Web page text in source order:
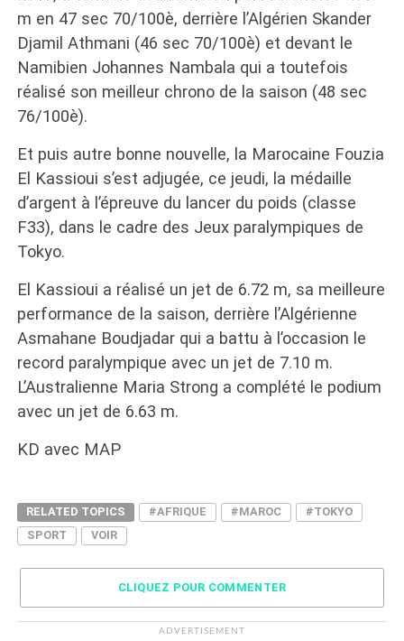
m en 47 sec 70/100è, derrière l’Algérien Skander
Djamil Athmani (46 sec 70/100è) et devant le
Namibien Johannes Nambala qui a toutefois
réalisé son meilleur chrono de la saison (48 sec
76/100è).
Et puis autre bonne nouvelle, la Marocaine Fouzia
El Kassioui s’est adjugée, ce jeudi, la médaille
d’argent à l’épreuve du lancer du poids (classe
F33), dans le cadre des Jeux paralympiques de
Tokyo.
El Kassioui a réalisé un jet de 6.72 m, sa meilleure
performance de la saison, derrière l’Algérienne
Asmahane Boudjadar qui a battu à l’occasion le
record paralympique avec un jet de 7.10 m.
L’Australienne Maria Strong a complété le podium
avec un jet de 6.63 m.
KD avec MAP
RELATED TOPICS #AFRIQUE #MAROC
#TOKYO
SPORT
VOIR
CLIQUEZ POUR COMMENTER
ADVERTISEMENT